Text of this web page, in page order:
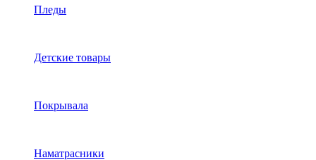
Пледы
Детские товары
Покрывала
Наматрасники